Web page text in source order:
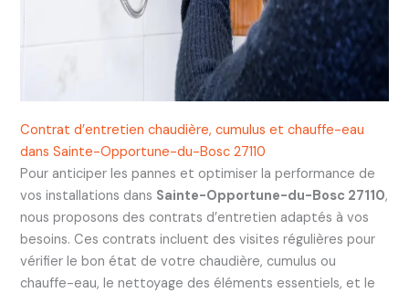
Contrat d’entretien chaudière, cumulus et chauffe-eau
dans Sainte-Opportune-du-Bosc 27110
Pour anticiper les pannes et optimiser la performance de
vos installations dans Sainte-Opportune-du-Bosc 27110,
nous proposons des contrats d’entretien adaptés à vos
besoins. Ces contrats incluent des visites régulières pour
vérifier le bon état de votre chaudière, cumulus ou
chauffe-eau, le nettoyage des éléments essentiels, et le